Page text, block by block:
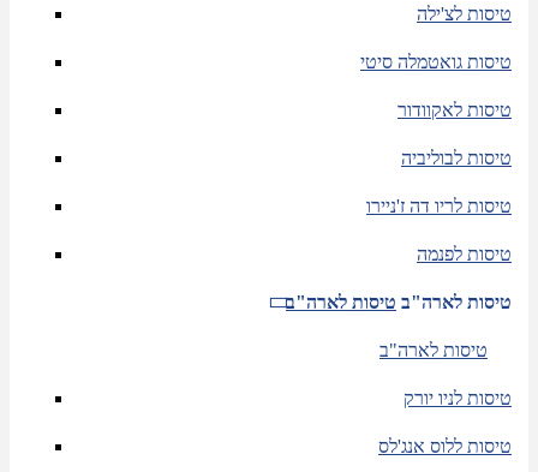
טיסות לצ'ילה
טיסות גואטמלה סיטי
טיסות לאקוודור
טיסות לבוליביה
טיסות לריו דה ז'ניירו
טיסות לפנמה
טיסות לארה"ב טיסות לארה"ב
טיסות לארה"ב
טיסות לניו יורק
טיסות ללוס אנג'לס